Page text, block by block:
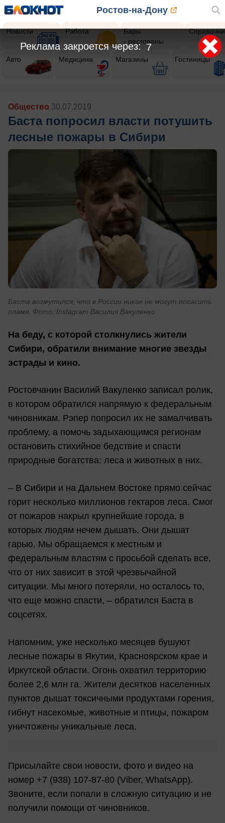
Ростов-на-Дону
Новости Работа
Бары
- рестораны
Авто Медицина Магазины Гостиницы
Общество 30.07.2019
Баста попросил власти потушить
лесные пожары в Сибири
Баста возмутился, что в России никак не могут погасить
пламя. Фото: Instagram Василия Вакуленко
На беду, с которой столкнулись жители
Сибири, обратили внимание многие звезды
эстрады и кино.
Ростовчанин Василий Вакуленко записал ролик,
в котором обратился напрямую к федеральным
чиновникам. Рэпер попросил их не замалчивать
проблему, а помочь задыхающимся регионам
остановить стихийное бедствие и спасти
природные богатства: леса и животных в них.
– В Сибири и на Дальнем Востоке прямо сейчас
горит несколько миллионов гектаров леса. Смог
от пожаров накрыл крупнейшие города, в
которых людям нечем дышать. Они дышат
гарью. Мы обращаемся к местным и
федеральным властям с просьбой сделать все,
что от них зависит в этой чрезвычайной
ситуации. Мы много потеряли, но осталось то,
что еще можно спасти, – обратился Баста в
соцсетях.
Напомним, уже несколько месяцев бушуют
лесные пожары в Якутии, Красноярском крае и
Иркутской области. Огонь охватил территорию
более 2,6 млн га. Жители десятков населенных
пунктов дышат токсичными продуктами горения,
гибнут насекомые, животные и птицы, пожаром
уничтожены уникальные леса.
Присылайте свои новости, фото и видео на
номер +7 (938) 107-87-80 (Viber, WhatsApp).
Звоните, если попали в сложную ситуацию и не
получили помощи от чиновников.
5
Реклама закроется через: